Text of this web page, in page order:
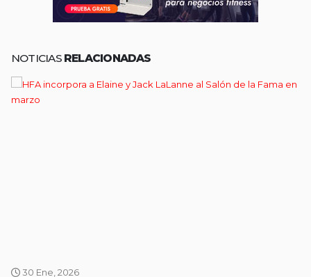
NOTICIAS RELACIONADAS
30 Ene, 2026